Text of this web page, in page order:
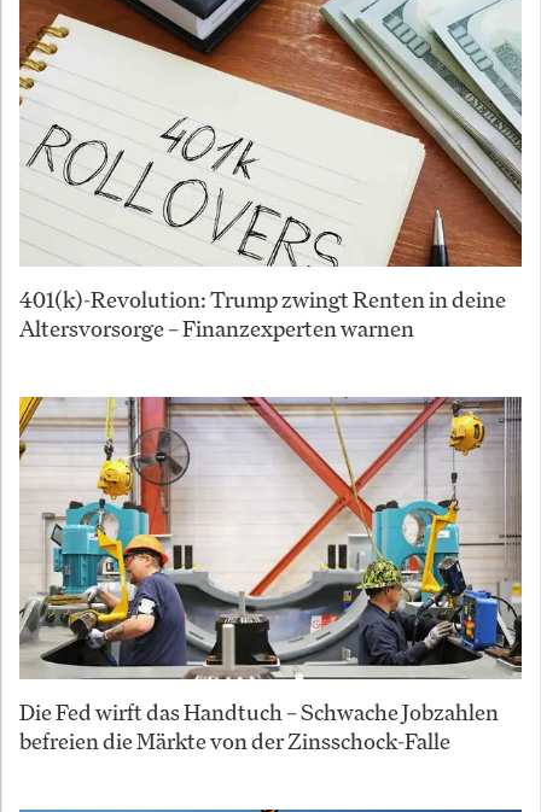
401(k)-Revolution: Trump zwingt Renten in deine
Altersvorsorge – Finanzexperten warnen
Die Fed wirft das Handtuch – Schwache Jobzahlen
befreien die Märkte von der Zinsschock-Falle